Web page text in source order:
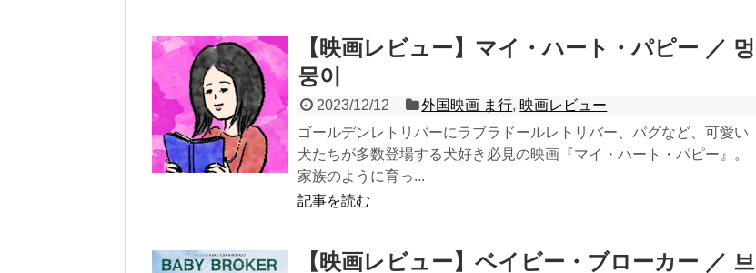
【映画レビュー】マイ・ハート・パピー ／ 멍
뭉이
2023/12/12 外国映画 ま行, 映画レビュー
ゴールデンレトリバーにラブラドールレトリバー、パグなど、可愛い
犬たちが多数登場する犬好き必見の映画『マイ・ハート・パピー』。
家族のように育っ...
記事を読む
【映画レビュー】ベイビー・ブローカー ／ 브